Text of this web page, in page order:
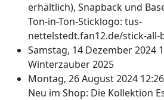
erhältlich), Snapback und
Ton-in-Ton-Sticklogo: tus-
nettelstedt.fan12.de/stick-all-
Samstag, 14 Dezember 2024
Winterzauber 2025
Montag, 26 August 2024 12:26
Neu im Shop: Die Kollektion